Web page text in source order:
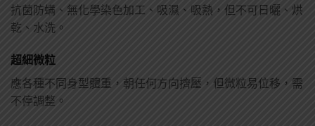
抗菌防螨、無化學染色加工、吸濕、吸熱，但不可日曬、烘
乾、水洗。
超細微粒
應各種不同身型體重，朝任何方向擠壓，但微粒易位移，需
不停調整。